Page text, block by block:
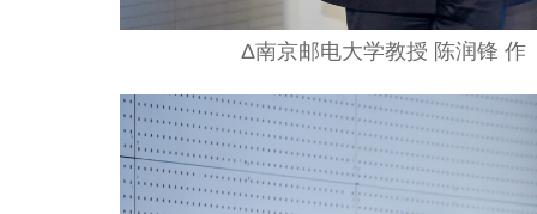
Δ南京邮电大学教授 陈润锋 作